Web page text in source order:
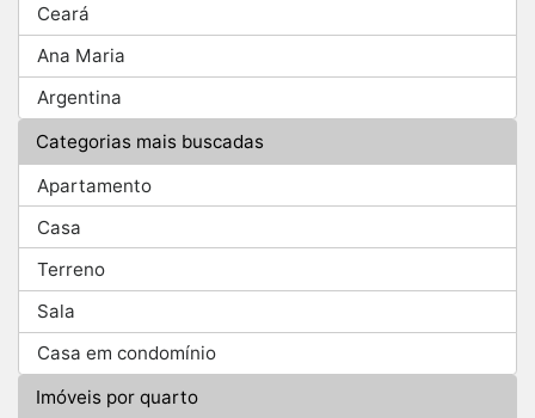
Ceará
Ana Maria
Argentina
Categorias mais buscadas
Apartamento
Casa
Terreno
Sala
Casa em condomínio
Imóveis por quarto